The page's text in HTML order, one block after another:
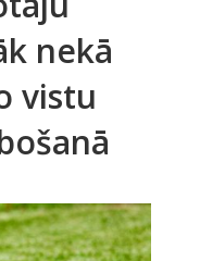
nekā
vistu